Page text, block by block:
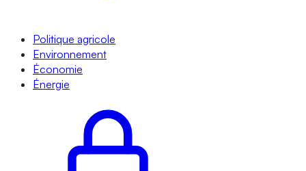
Politique agricole
Environnement
Économie
Énergie